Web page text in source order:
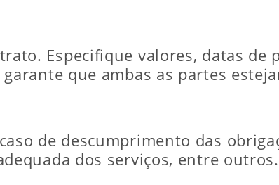
Especifique valores, datas de
que ambas as partes
de descumprimento das
dos serviços, entre outros.